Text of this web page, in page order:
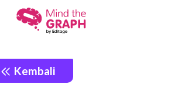
Kembali